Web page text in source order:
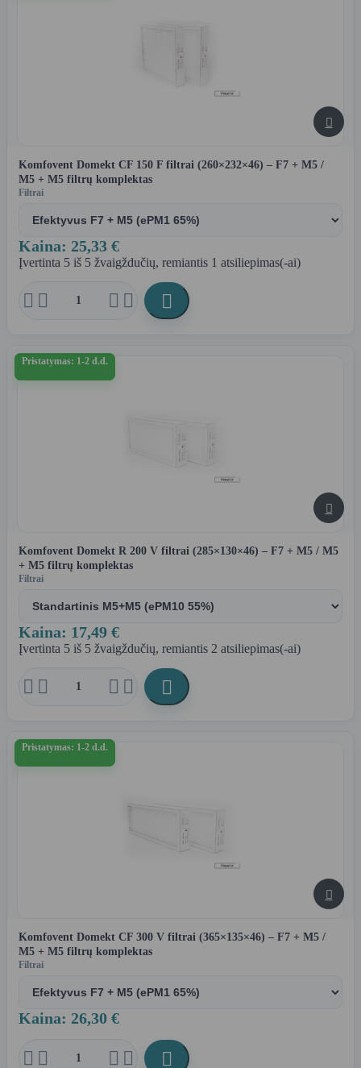

Komfovent Domekt CF 150 F filtrai (260×232×46) – F7 + M5 /
M5 + M5 filtrų komplektas
Filtrai
Kaina: 25,33 €
Įvertinta 5 iš 5 žvaigždučių, remiantis 1 atsiliepimas(-ai)
    
Pristatymas: 1-2 d.d.

Komfovent Domekt R 200 V filtrai (285×130×46) – F7 + M5 / M5
+ M5 filtrų komplektas
Filtrai
Kaina: 17,49 €
Įvertinta 5 iš 5 žvaigždučių, remiantis 2 atsiliepimas(-ai)
    
Pristatymas: 1-2 d.d.

Komfovent Domekt CF 300 V filtrai (365×135×46) – F7 + M5 /
M5 + M5 filtrų komplektas
Filtrai
Kaina: 26,30 €
    